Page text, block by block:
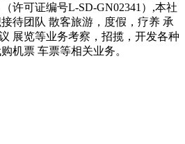
许可证编号L-SD-GN02341）,本社
待团队 散客旅游，度假，疗养 承
展览等业务考察，招揽，开发各种
机票 车票等相关业务。